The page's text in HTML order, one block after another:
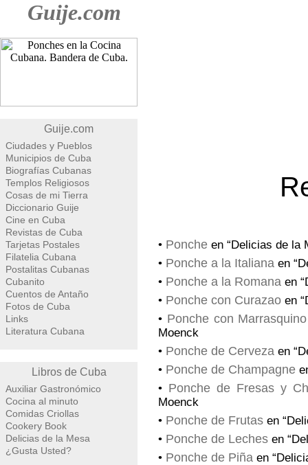
Guije.com
Guije.com
Ciudades y Pueblos
Municipios de Cuba
Biografías Cubanas
Templos Religiosos
Cosas de mi Tierra
Diccionario Guije
Cine en Cuba
Revistas de Cuba
Tarjetas Postales
Filatelia Cubana
Postalitas Cubanas
Cubanito
Cuentos de Antaño
Fotos de Cuba
Links
Literatura Cubana
Libros de Cuba
Auxiliar Gastronómico
Cocina al minuto
Comidas Criollas
Cookery Book
Delicias de la Mesa
¿Gusta Usted?
• Ponche en “Delicias de la
• Ponche a la Italiana en
• Ponche a la Romana en
• Ponche con Curazao en
• Ponche con
Moenck
• Ponche de Cerveza en
• Ponche de Champagne
• Ponche de Fresas y
Moenck
• Ponche de Frutas en
• Ponche de Leches en
• Ponche de Piña en